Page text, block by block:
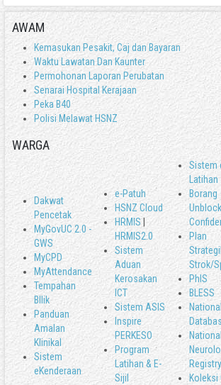
AWAM
Kemasukan Pesakit, Caj dan Bayaran
Waktu Lawatan Dan Kaunter
Permohonan Laporan Perubatan
Senarai Hospital Kerajaan
Peka B40
Polisi Melawat HSNZ
WARGA
Dakwat
Pencetak
MyGovUC 2.0 -
GWS
MyCPD
MyAttendance
Tempahan
BIlik
Panduan
Amalan
Klinikal
Sistem
eKenderaan
e-Patuh
HSNZ Cloud
HRMIS
HRMIS2.0
Sistem
Aduan
Kerosakan
ICT
Sistem ASIS
Inspire
PERKESO
Program
Latihan & E-
Sijil
Sistem
Latihan
Borang
Unblock
Plan
Strok/
PhIS
BLESS
National
Registry
Koleksi